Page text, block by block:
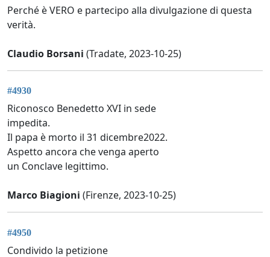
Perché è VERO e partecipo alla divulgazione di questa
verità.
Claudio Borsani (Tradate, 2023-10-25)
#4930
Riconosco Benedetto XVI in sede
impedita.
Il papa è morto il 31 dicembre2022.
Aspetto ancora che venga aperto
un Conclave legittimo.
Marco Biagioni (Firenze, 2023-10-25)
#4950
Condivido la petizione